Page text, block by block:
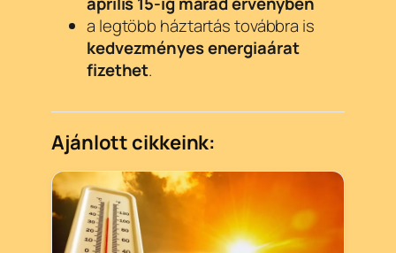
a legtöbb háztartás továbbra is
kedvezményes energiaárat
fizethet.
Ajánlott cikkeink: